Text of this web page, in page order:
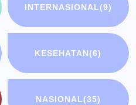
INTERNASIONAL(9)
KESEHATAN(6)
NASIONAL(35)